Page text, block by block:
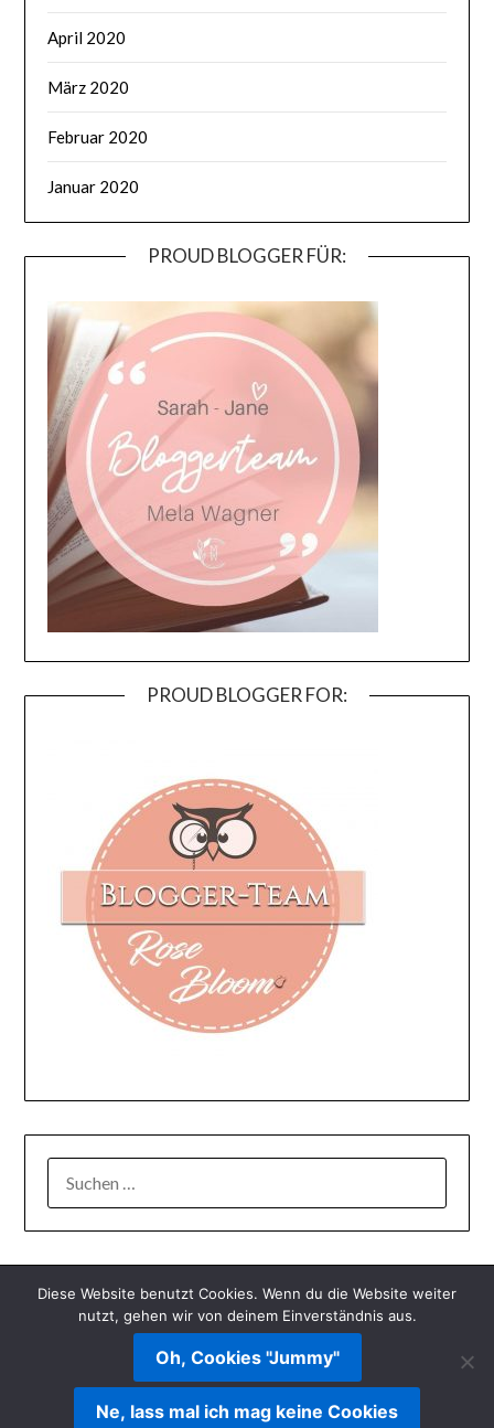
April 2020
März 2020
Februar 2020
Januar 2020
PROUD BLOGGER FÜR:
PROUD BLOGGER FOR:
© 2026 Miss Pumpkin Reads| Powered byMinimalist Blog
Diese Website benutzt Cookies. Wenn du die Website weiter
nutzt, gehen wir von deinem Einverständnis aus.
Oh, Cookies "Jummy"
Ne, lass mal ich mag keine Cookies